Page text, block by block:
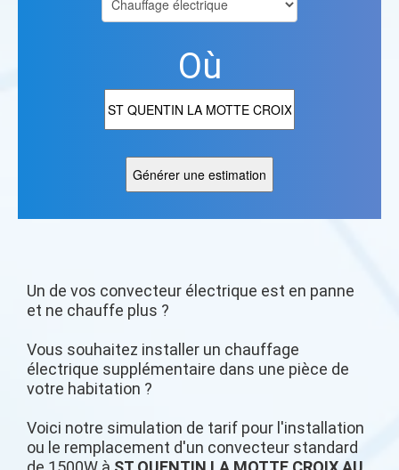
Où
Un de vos convecteur électrique est en panne
et ne chauffe plus ?
Vous souhaitez installer un chauffage
électrique supplémentaire dans une pièce de
votre habitation ?
Voici notre simulation de tarif pour l'installation
ou le remplacement d'un convecteur standard